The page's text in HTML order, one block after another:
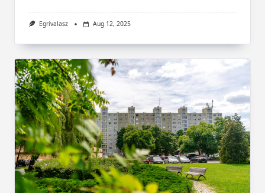
Egrivalasz Aug 12, 2025